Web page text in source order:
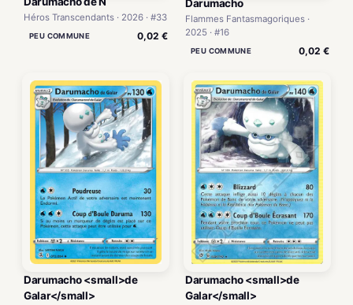
Héros Transcendants · 2026 · #33
PEU COMMUNE 0,02 €
Darumacho
Flammes Fantasmagoriques ·
2025 · #16
PEU COMMUNE 0,02 €
Darumacho <small>de
Galar</small>
Darumacho <small>de
Galar</small>